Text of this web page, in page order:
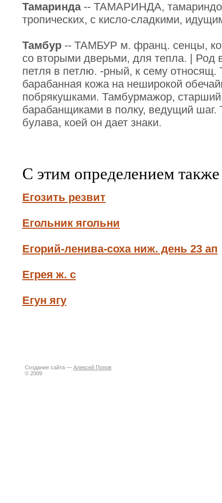
Тамаринда-- ТАМАРИНДА,
тропических, с кисло-сладкими,
Тамбур -- ТАМБУР м. франц. сенцы,
со вторыми дверьми, для тепла. | Род
петля в петлю. -рный, к сему
барабанная кожа на неширокой
побрякушками. Тамбурмажор,
барабанщиками в полку, ведущий
булава, коей он дает знаки.
С этим определением
Егозить резвит
Егольник ягольни
Егорий-ленива-соха ниж. день 23 ап
Егрея ж. с
Егун ягу
Создание сайта — Алексей Попов
© 2009